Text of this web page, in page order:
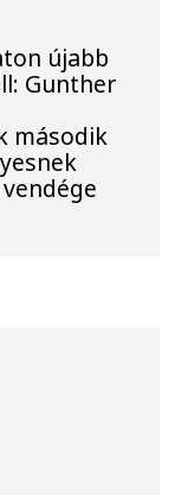
újabb
Gunther
második